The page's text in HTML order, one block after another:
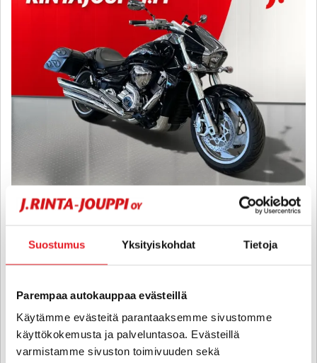
Suostumus Yksityiskohdat Tietoja
Parempaa autokauppaa evästeillä
Käytämme evästeitä parantaaksemme sivustomme
käyttökokemusta ja palveluntasoa. Evästeillä
varmistamme sivuston toimivuuden sekä
Suzuki VZR
Kahvalämppärit /
KATSO TIEDOT WHATSAPP